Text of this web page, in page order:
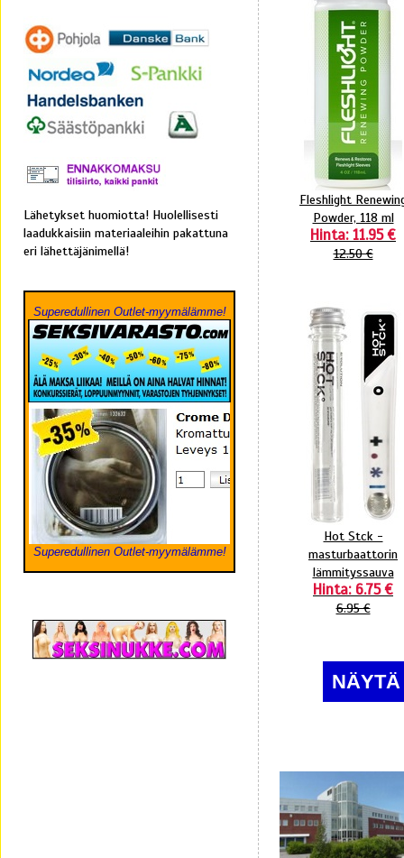
Lähetykset huomiotta! Huolellisesti
laadukkaisiin materiaaleihin pakattuna
eri lähettäjänimellä!
Superedullinen Outlet-myymälämme!
Superedullinen Outlet-myymälämme!
Fleshlight
Powder, 118 ml
Hinta: 11.95 €
12.50 €
Hot Stck -
masturbaattorin
lämmityssauva
Hinta: 6.75 €
6.95 €